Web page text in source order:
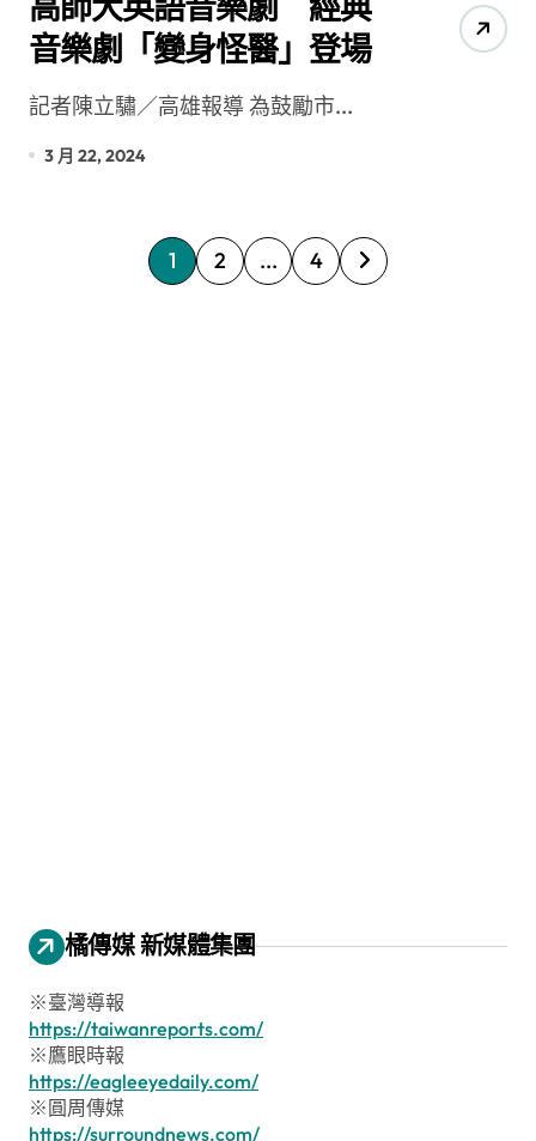
音樂劇「變身怪醫」登場
記者陳立驌／高雄報導 為鼓勵市...
3 月 22, 2024
文
1 2 ... 4
橘傳媒 新媒體集團
※臺灣導報
https://taiwanreports.com/
※鷹眼時報
https://eagleeyedaily.com/
※圓周傳媒
https://surroundnews.com/